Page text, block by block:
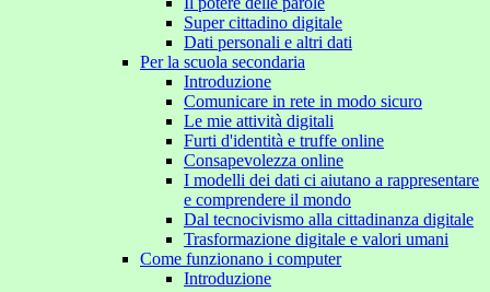
Super cittadino digitale
Dati personali e altri dati
Per la scuola secondaria
Introduzione
Comunicare in rete in modo sicuro
Le mie attività digitali
Furti d'identità e truffe online
Consapevolezza online
I modelli dei dati ci aiutano a rappresentare
e comprendere il mondo
Dal tecnocivismo alla cittadinanza digitale
Trasformazione digitale e valori umani
Come funzionano i computer
Introduzione